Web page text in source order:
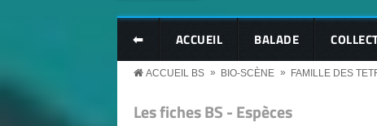
BS MENU
⬅ ACCUEIL BALADE
ACCUEIL BS » BIO-SCÈNE » FAMILLE DES
Les fiches BS - Espèces